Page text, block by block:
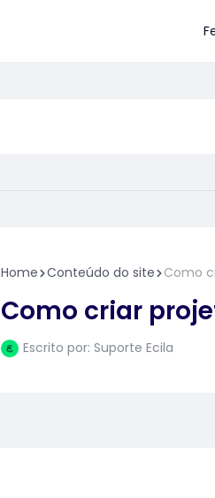
Home Conteúdo do site Como
Como criar
Escrito por: Suporte Ecila